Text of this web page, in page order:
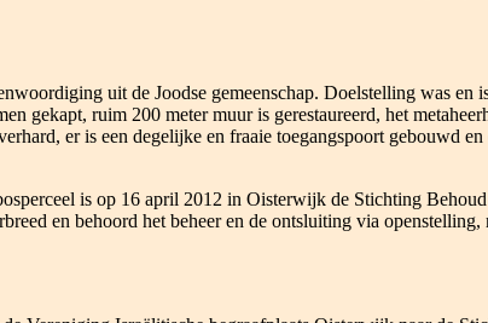
uit de Joodse gemeenschap. Doelstelling was en
gekapt, ruim 200 meter muur is gerestaureerd, het
er is een degelijke en fraaie toegangspoort gebouwd
is op 16 april 2012 in Oisterwijk de Stichting
en behoord het beheer en de ontsluiting via